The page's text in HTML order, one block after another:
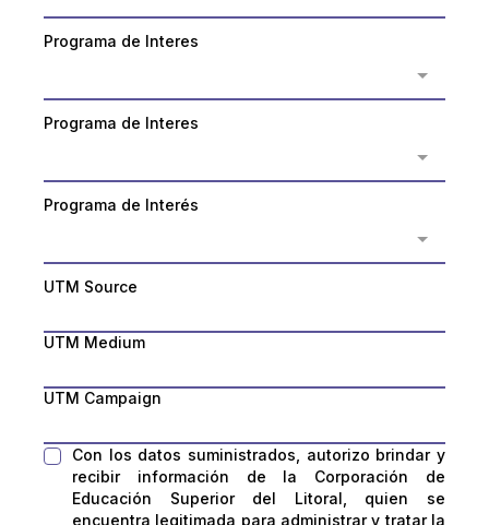
Programa de Interes
Programa de Interes
Programa de Interés
UTM Source
UTM Medium
UTM Campaign
Con los datos suministrados, autorizo brindar y
recibir información de la Corporación de
Educación Superior del Litoral, quien se
encuentra legitimada para administrar y tratar la